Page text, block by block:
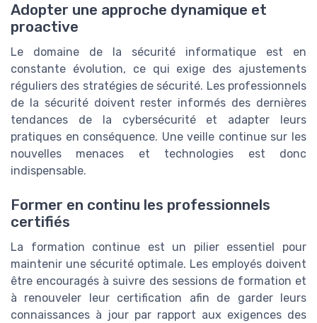
Adopter une approche dynamique et
proactive
Le domaine de la sécurité informatique est en
constante évolution, ce qui exige des ajustements
réguliers des stratégies de sécurité. Les professionnels
de la sécurité doivent rester informés des dernières
tendances de la cybersécurité et adapter leurs
pratiques en conséquence. Une veille continue sur les
nouvelles menaces et technologies est donc
indispensable.
Former en continu les professionnels
certifiés
La formation continue est un pilier essentiel pour
maintenir une sécurité optimale. Les employés doivent
être encouragés à suivre des sessions de formation et
à renouveler leur certification afin de garder leurs
connaissances à jour par rapport aux exigences des